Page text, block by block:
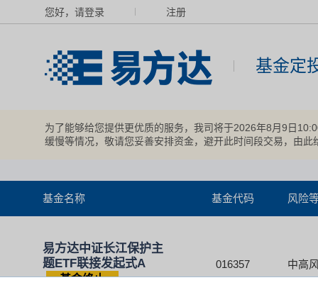
您好，请登录 注册
基金定
为了能够给您提供更优质的服务，我司将于2026年8月9日
缓慢等情况，敬请您妥善安排资金，避开此时间段交易，由此
基金名称 基金代码 风险
易方达中证长江保护主
题ETF联接发起式A
基金终止
016357 中高